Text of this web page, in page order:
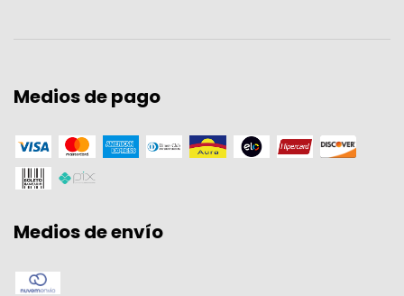
Medios de pago
Medios de envío